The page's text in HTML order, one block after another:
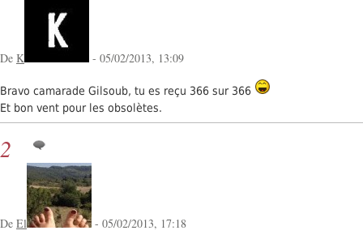
De K - 05/02/2013, 13:09
Bravo camarade Gilsoub, tu es reçu 366 sur 366
Et bon vent pour les obsolètes.
2
De El - 05/02/2013, 17:18